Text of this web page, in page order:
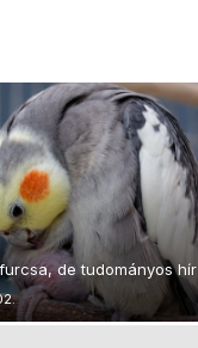
de tudományos hír